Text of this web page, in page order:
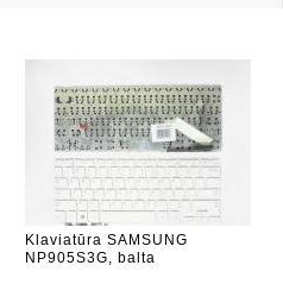
Klaviatūra SAMSUNG
NP905S3G, balta